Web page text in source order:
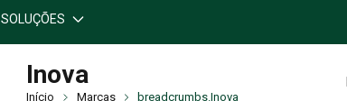
SOLUÇÕES
Inova
Início Marcas breadcrumbs.Inova